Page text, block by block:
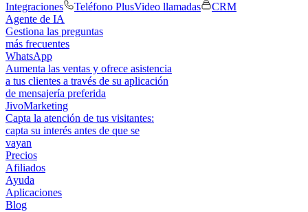
Integraciones
Teléfono PlusVideo llamadas
CRM
Agente de IA
Gestiona las preguntas
más frecuentes
WhatsApp
Aumenta las ventas y ofrece asistencia
a tus clientes a través de su aplicación
de mensajería preferida
JivoMarketing
Capta la atención de tus visitantes:
capta su interés antes de que se
vayan
Precios
Afiliados
Ayuda
Aplicaciones
Blog